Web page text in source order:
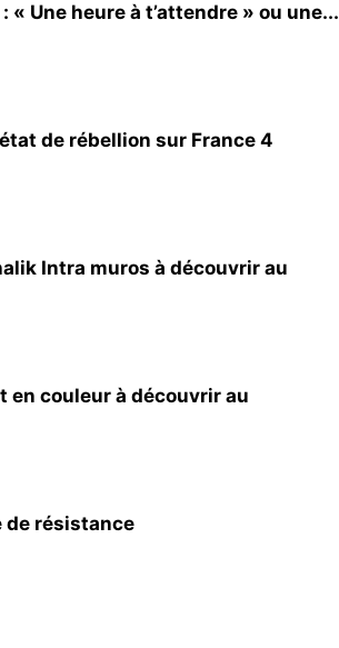
« Une heure à t’attendre » ou une...
de rébellion sur France 4
Intra muros à découvrir au
en couleur à découvrir au
de résistance